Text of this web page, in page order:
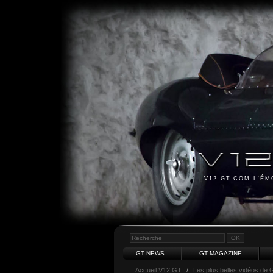
V12 GT.COM
GT NEWS GT MAGAZINE
Accueil V12 GT / Les plus belles vidéos de